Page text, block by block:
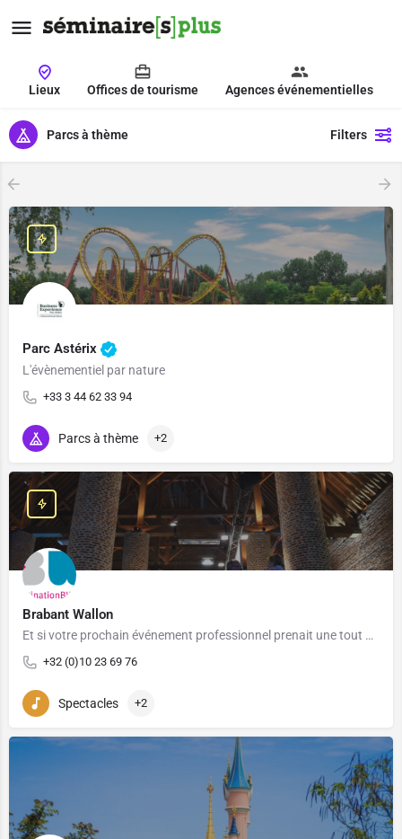
Lieux Offices de tourisme Agences événementielles
Parcs à thème Filters
Parc Astérix
L'évènementiel par nature
+33 3 44 62 33 94
Parcs à thème +2
Brabant Wallon
Et si votre prochain événement professionnel prenait une tout autre dimension ? À seulement quelques…
+32 (0)10 23 69 76
Spectacles +2